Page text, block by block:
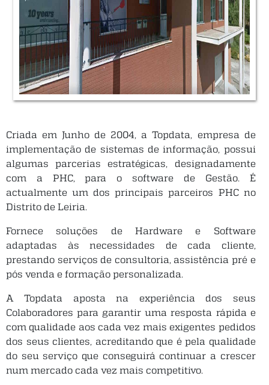
Criada em Junho de 2004, a Topdata, empresa de
implementação de sistemas de informação, possui
algumas parcerias estratégicas, designadamente
com a PHC, para o software de Gestão. É
actualmente um dos principais parceiros PHC no
Distrito de Leiria.
Fornece soluções de Hardware e Software
adaptadas às necessidades de cada cliente,
prestando serviços de consultoria, assistência pré e
pós venda e formação personalizada.
A Topdata aposta na experiência dos seus
Colaboradores para garantir uma resposta rápida e
com qualidade aos cada vez mais exigentes pedidos
dos seus clientes, acreditando que é pela qualidade
do seu serviço que conseguirá continuar a crescer
num mercado cada vez mais competitivo.